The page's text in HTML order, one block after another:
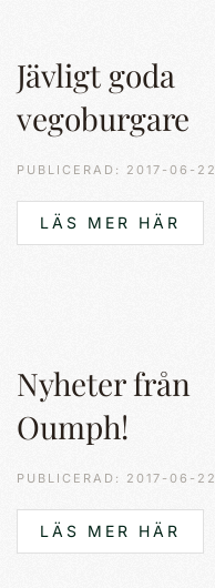
Jävligt goda
vegoburgare
PUBLICERAD: 2017-06-22
LÄS MER HÄR
Nyheter från
Oumph!
PUBLICERAD: 2017-06-22
LÄS MER HÄR